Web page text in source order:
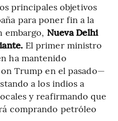
principales objetivos
para poner fin a la
embargo, Nueva Delhi
El primer ministro
ha mantenido
Trump en el pasado—
a los indios a
y reafirmando que
comprando petróleo